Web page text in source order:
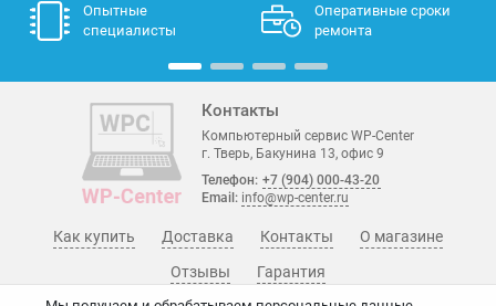
Опытные
специалисты
Оперативные сроки
ремонта
Контакты
Компьютерный сервис WP-Center
г. Тверь, Бакунина 13, офис 9
Телефон: +7 (904) 000-43-20
Email: info@wp-center.ru
О магазине
Гарантия
Отзывы
Как купить Доставка Контакты